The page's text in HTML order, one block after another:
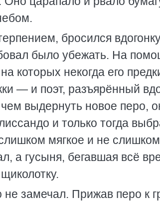
бросился
было убежать. На
которых некогда его
— и поэт, разъярённый
чем выдернуть новое
и только тогда
мягкое и не
а гусыня, бегавшая всё
не замечал. Прижав перо к